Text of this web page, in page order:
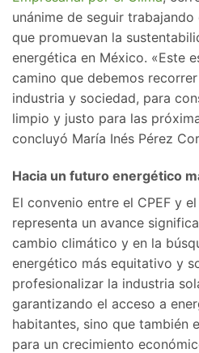
unánime de seguir
que promuevan la
energética en México. «Este
camino que debemos
industria y sociedad, para
limpio y justo para las
concluyó María Inés Pérez
Hacia un futuro energético
El convenio entre el CPEF y
representa un avance
cambio climático y en la
energético más equitativo y
profesionalizar la industria
garantizando el acceso a
habitantes, sino que también
para un crecimiento